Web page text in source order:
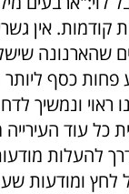
קודמות.
שהארנונה
כסף ליותר
ראוי ונמשיך
כל עוד
להעלות
ומודעות